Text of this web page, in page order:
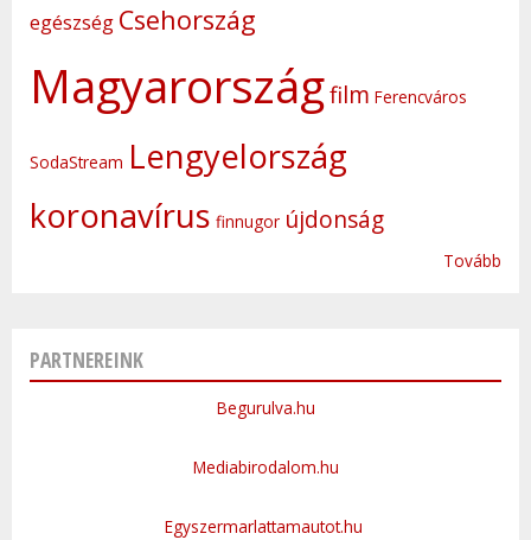
egészség Csehország
Magyarországfilm Ferencváros
SodaStream Lengyelország
koronavírus finnugor újdonság
Tovább
PARTNEREINK
Begurulva.hu
Mediabirodalom.hu
Egyszermarlattamautot.hu